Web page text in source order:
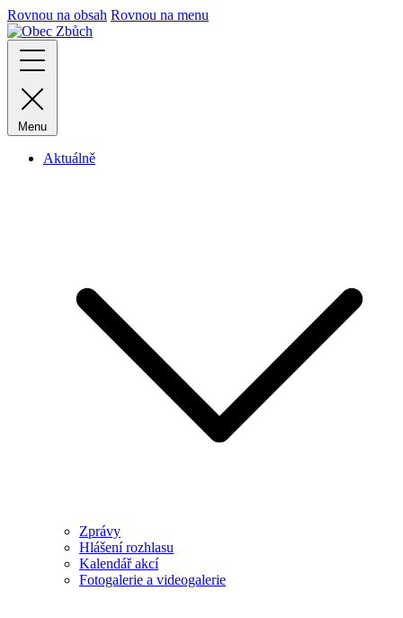
Rovnou na obsah Rovnou na menu
Menu
Aktuálně
Zprávy
Hlášení rozhlasu
Kalendář akcí
Fotogalerie a videogalerie